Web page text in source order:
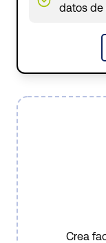
datos de
Crea